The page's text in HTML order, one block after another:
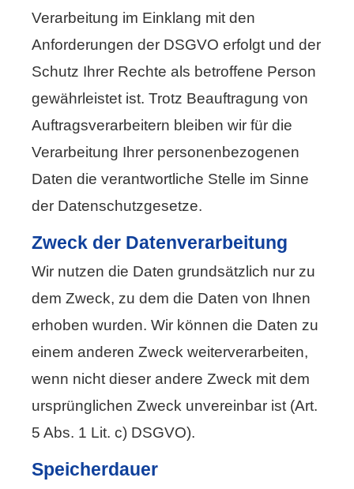
Verarbeitung im Einklang mit den
Anforderungen der DSGVO erfolgt und der
Schutz Ihrer Rechte als betroffene Person
gewährleistet ist. Trotz Beauftragung von
Auftragsverarbeitern bleiben wir für die
Verarbeitung Ihrer personenbezogenen
Daten die verantwortliche Stelle im Sinne
der Datenschutzgesetze.
Zweck der Datenverarbeitung
Wir nutzen die Daten grundsätzlich nur zu
dem Zweck, zu dem die Daten von Ihnen
erhoben wurden. Wir können die Daten zu
einem anderen Zweck weiterverarbeiten,
wenn nicht dieser andere Zweck mit dem
ursprünglichen Zweck unvereinbar ist (Art.
5 Abs. 1 Lit. c) DSGVO).
Speicherdauer